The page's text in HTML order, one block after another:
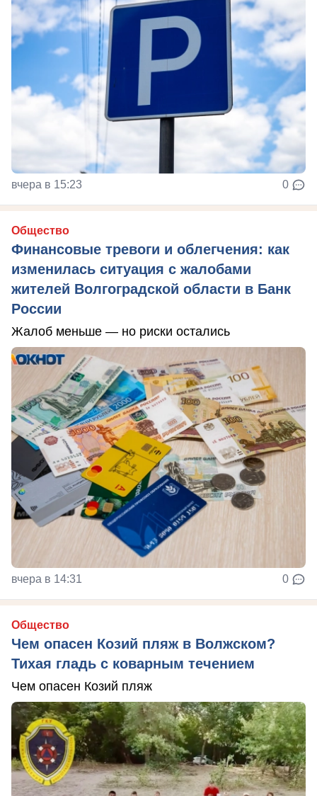
вчера в 15:23 0
Общество
Финансовые тревоги и облегчения: как
изменилась ситуация с жалобами
жителей Волгоградской области в Банк
России
Жалоб меньше — но риски остались
вчера в 14:31 0
Общество
Чем опасен Козий пляж в Волжском?
Тихая гладь с коварным течением
Чем опасен Козий пляж